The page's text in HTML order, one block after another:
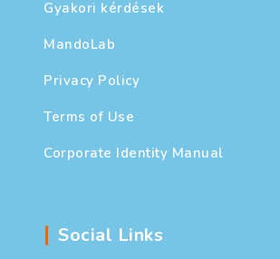
Gyakori kérdések
MandoLab
Privacy Policy
Terms of Use
Corporate Identity Manual
Social Links